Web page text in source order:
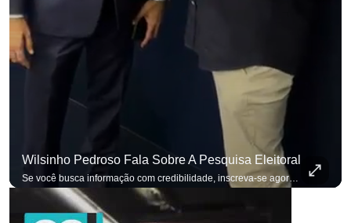
para não perder nenhuma atualização! Ouça O Antagonista nos principais
Wilsinho Pedroso Fala Sobre A Pesquisa Eleitoral
Se você busca informação com credibilidade, inscreva-se agora e ative o